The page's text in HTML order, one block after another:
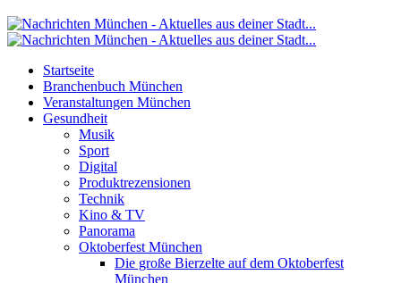
Startseite
Branchenbuch München
Veranstaltungen München
Gesundheit
Musik
Sport
Digital
Produktrezensionen
Technik
Kino & TV
Panorama
Oktoberfest München
Die große Bierzelte auf dem Oktoberfest
München